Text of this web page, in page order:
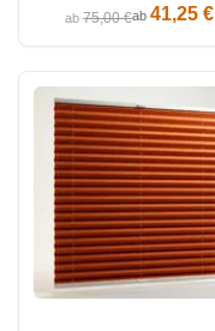
ab75,00 €ab41,25 €